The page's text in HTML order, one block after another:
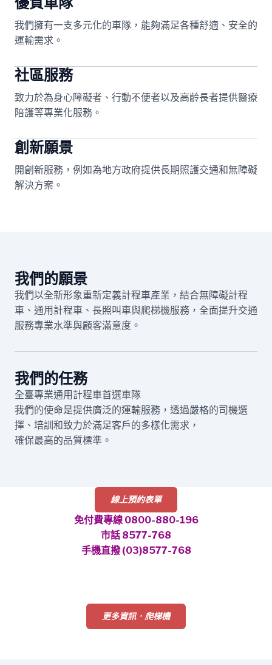
我們擁有一支多元化的車隊，能夠滿足各種舒適、安全的
運輸需求。
社區服務
致力於為身心障礙者、行動不便者以及高齡長者提供醫療
陪護等專業化服務。
創新願景
開創新服務，例如為地方政府提供長期照護交通和無障礙
解決方案。
我們的願景
我們以全新形象重新定義計程車產業，結合無障礙計程
車、通用計程車、長照叫車與爬梯機服務，全面提升交通
服務專業水準與顧客滿意度。
我們的任務
全臺專業通用計程車首選車隊
我們的使命是提供廣泛的運輸服務，透過嚴格的司機選
擇、培訓和致力於滿足客戶的多樣化需求，
確保最高的品質標準。
線上預約表單
免付費專線 0800-880-196
市話 8577-768
手機直撥 (03)8577-768
更多資訊．爬梯機